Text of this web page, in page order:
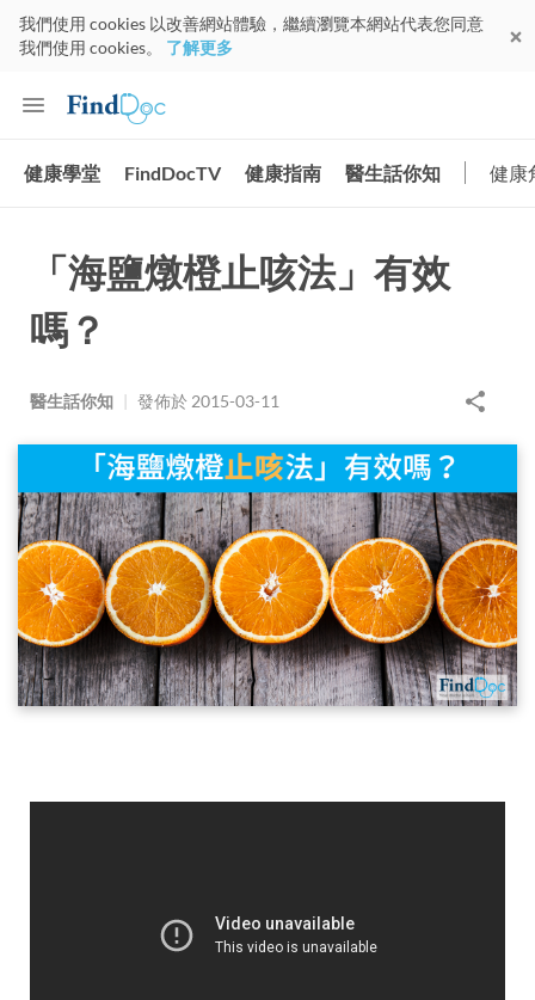
我們使用 cookies 以改善網站體驗，繼續瀏覽本網站代表您同意
我們使用 cookies。 了解更多
健康學堂 FindDocTV 健康指南 醫生話你知 健康
「海鹽燉橙止咳法」有效
嗎？
醫生話你知 | 發佈於 2015-03-11